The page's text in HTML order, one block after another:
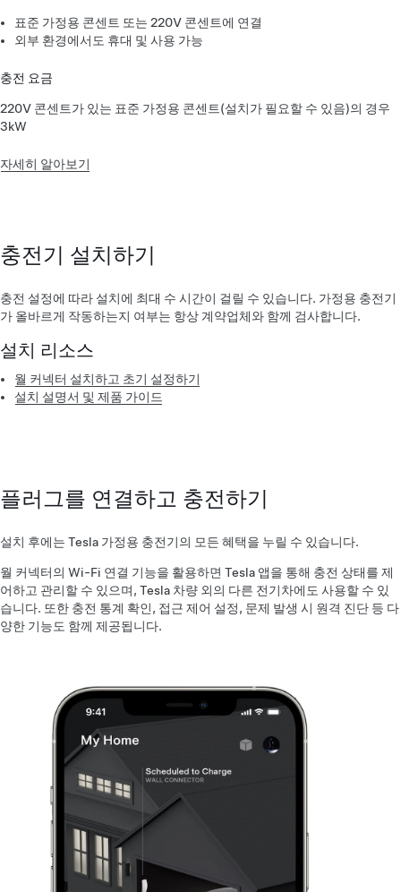
표준 가정용 콘센트 또는 220V 콘센트에 연결
외부 환경에서도 휴대 및 사용 가능
충전 요금
220V 콘센트가 있는 표준 가정용 콘센트(설치가 필요할 수 있음)의 경우
3kW
자세히 알아보기
충전기 설치하기
충전 설정에 따라 설치에 최대 수 시간이 걸릴 수 있습니다. 가정용 충전기
가 올바르게 작동하는지 여부는 항상 계약업체와 함께 검사합니다.
설치 리소스
월 커넥터 설치하고 초기 설정하기
설치 설명서 및 제품 가이드
플러그를 연결하고 충전하기
설치 후에는 Tesla 가정용 충전기의 모든 혜택을 누릴 수 있습니다.
월 커넥터의 Wi-Fi 연결 기능을 활용하면 Tesla 앱을 통해 충전 상태를 제
어하고 관리할 수 있으며, Tesla 차량 외의 다른 전기차에도 사용할 수 있
습니다. 또한 충전 통계 확인, 접근 제어 설정, 문제 발생 시 원격 진단 등 다
양한 기능도 함께 제공됩니다.